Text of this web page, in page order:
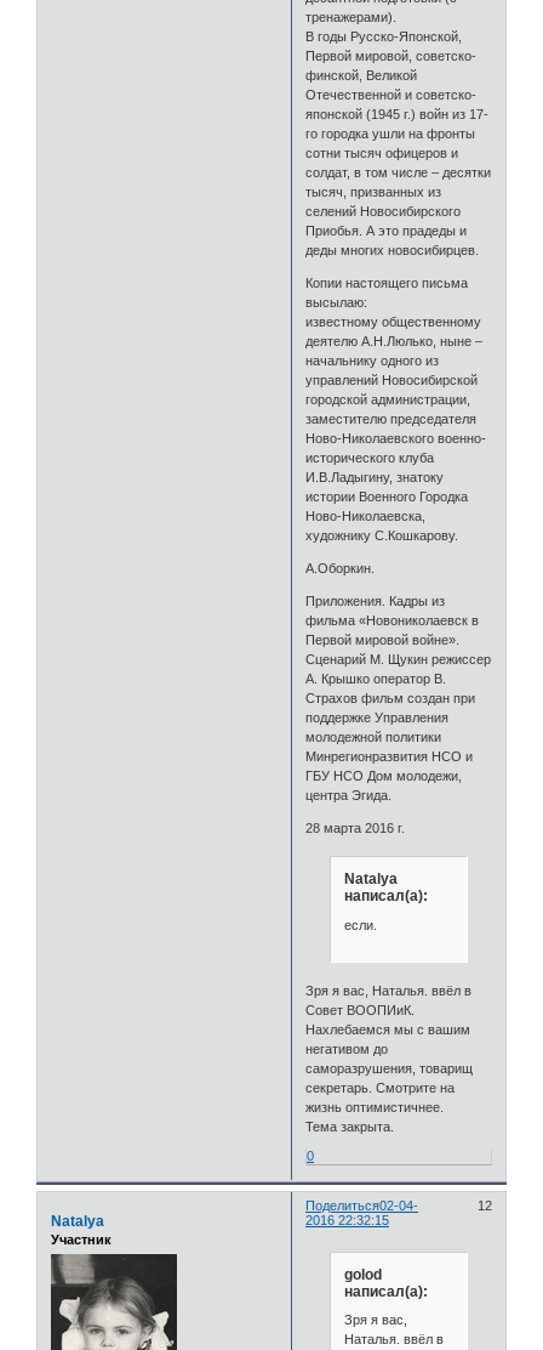
тренажерами).
В годы Русско-Японской,
Первой мировой, советско-
финской, Великой
Отечественной и советско-
японской (1945 г.) войн из 17-
го городка ушли на фронты
сотни тысяч офицеров и
солдат, в том числе – десятки
тысяч, призванных из
селений Новосибирского
Приобья. А это прадеды и
деды многих новосибирцев.
Копии настоящего письма
высылаю:
известному общественному
деятелю А.Н.Люлько, ныне –
начальнику одного из
управлений Новосибирской
городской администрации,
заместителю председателя
Ново-Николаевского военно-
исторического клуба
И.В.Ладыгину, знатоку
истории Военного Городка
Ново-Николаевска,
художнику С.Кошкарову.
А.Оборкин.
Приложения. Кадры из
фильма «Новониколаевск в
Первой мировой войне».
Сценарий М. Щукин режиссер
А. Крышко оператор В.
Страхов фильм создан при
поддержке Управления
молодежной политики
Минрегионразвития НСО и
ГБУ НСО Дом молодежи,
центра Эгида.
28 марта 2016 г.
Natalya
написал(а):
если.
Зря я вас, Наталья. ввёл в
Совет ВООПИиК.
Нахлебаемся мы с вашим
негативом до
саморазрушения, товарищ
секретарь. Смотрите на
жизнь оптимистичнее.
Тема закрыта.
0
Поделиться 12
02-04-
2016 22:32:15
Natalya
Участник
golod
написал(а):
Зря я вас,
Наталья. ввёл в